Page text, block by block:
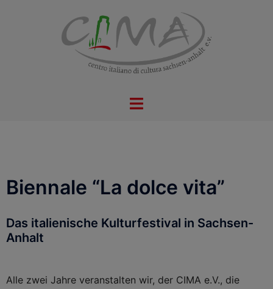
Biennale “La dolce vita”
Das italienische Kulturfestival in Sachsen-
Anhalt
Alle zwei Jahre veranstalten wir, der CIMA e.V., die